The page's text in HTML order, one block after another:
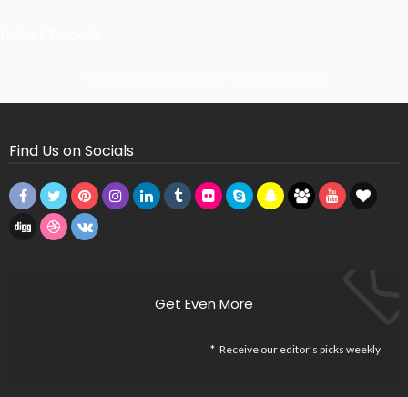
Find Us on Socials
Get Even More
Receive our editor's picks weekly